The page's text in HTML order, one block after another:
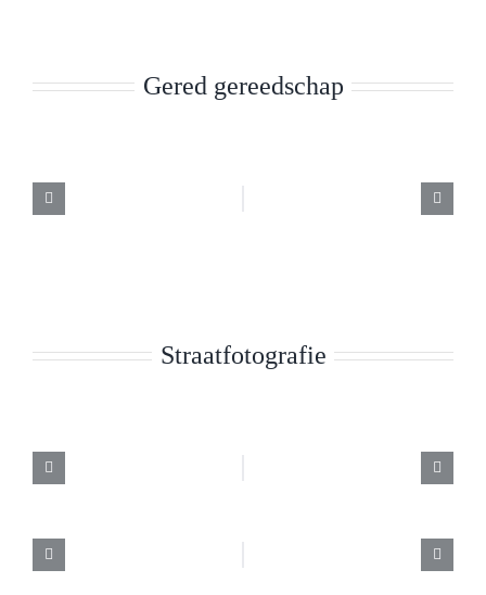
Gered gereedschap
Straatfotografie